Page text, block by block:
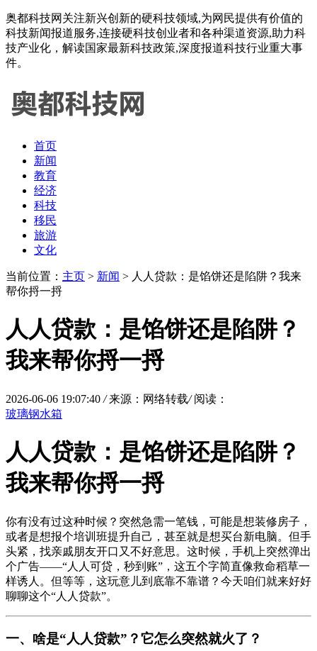
奥都科技网关注新兴创新的硬科技领域,为网民提供有价值的
科技新闻报道服务,连接硬科技创业者和各种渠道资源,助力科
技产业化，解读国家最新科技政策,深度报道科技行业重大事
件。
首页
新闻
教育
经济
科技
移民
旅游
文化
当前位置： 主页 > 新闻 > 人人贷款：是馅饼还是陷阱？我来
帮你捋一捋
人人贷款：是馅饼还是陷阱？
我来帮你捋一捋
2026-06-06 19:07:40 / 来源：网络转载/ 阅读：
玻璃钢水箱
人人贷款：是馅饼还是陷阱？
我来帮你捋一捋
你有没有过这种时候？突然急需一笔钱，可能是想装修房子，
或者是想报个培训班提升自己，甚至就是想买台新电脑。但手
头紧，找亲戚朋友开口又不好意思。这时候，手机上突然弹出
个广告——“人人可贷，秒到账”，这五个字简直像救命稻草一
样诱人。但等等，这玩意儿到底靠不靠谱？今天咱们就来好好
聊聊这个“人人贷款”。
一、啥是“人人贷款”？它怎么突然就火了？